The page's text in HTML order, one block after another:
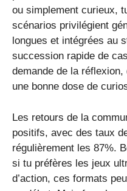
ou simplement curieux,
scénarios privilégient
longues et intégrées au
succession rapide de
demande de la
une bonne dose de
Les retours de la
positifs, avec des taux
régulièrement les 87%.
si tu préfères les jeux
d’action, ces formats